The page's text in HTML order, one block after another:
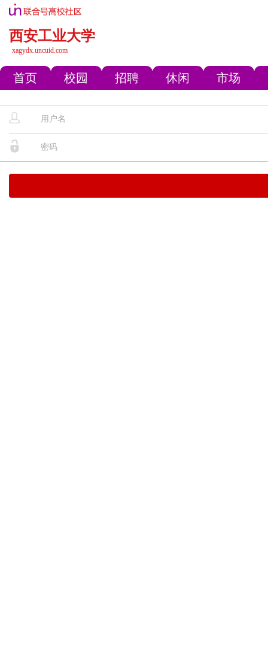
西安工业大学
xagydx.uncuid.com
首页 校园 招聘 休闲 市场